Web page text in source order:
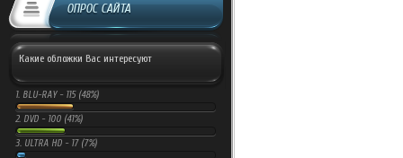
ОПРОС САЙТА
Какие обложки Вас интересуют
1. BLU-RAY - 115 (48%)
2. DVD - 100 (41%)
3. ULTRA HD - 17 (7%)